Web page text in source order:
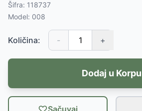
Šifra: 118737
Model: 008
Količina: - +
Dodaj u Korpu
Sačuvaj